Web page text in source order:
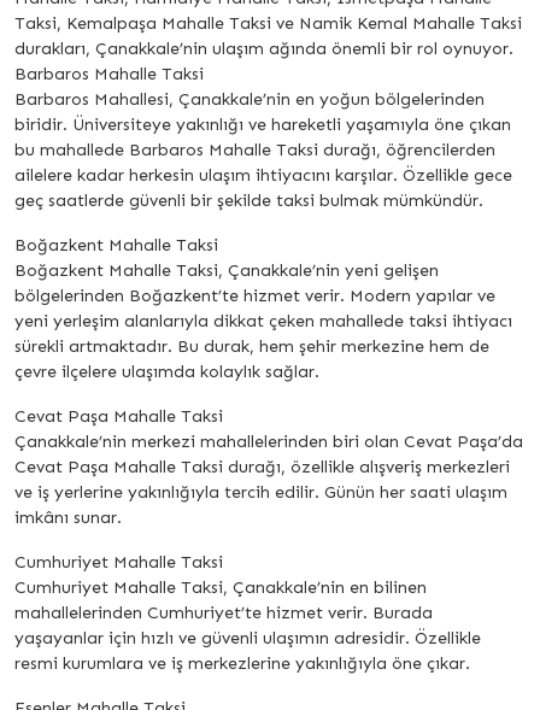
Taksi, Kemalpaşa Mahalle Taksi ve Namik Kemal Mahalle Taksi
durakları, Çanakkale’nin ulaşım ağında önemli bir rol oynuyor.
Barbaros Mahalle Taksi
Barbaros Mahallesi, Çanakkale’nin en yoğun bölgelerinden
biridir. Üniversiteye yakınlığı ve hareketli yaşamıyla öne çıkan
bu mahallede Barbaros Mahalle Taksi durağı, öğrencilerden
ailelere kadar herkesin ulaşım ihtiyacını karşılar. Özellikle gece
geç saatlerde güvenli bir şekilde taksi bulmak mümkündür.
Boğazkent Mahalle Taksi
Boğazkent Mahalle Taksi, Çanakkale’nin yeni gelişen
bölgelerinden Boğazkent’te hizmet verir. Modern yapılar ve
yeni yerleşim alanlarıyla dikkat çeken mahallede taksi ihtiyacı
sürekli artmaktadır. Bu durak, hem şehir merkezine hem de
çevre ilçelere ulaşımda kolaylık sağlar.
Cevat Paşa Mahalle Taksi
Çanakkale’nin merkezi mahallelerinden biri olan Cevat Paşa’da
Cevat Paşa Mahalle Taksi durağı, özellikle alışveriş merkezleri
ve iş yerlerine yakınlığıyla tercih edilir. Günün her saati ulaşım
imkânı sunar.
Cumhuriyet Mahalle Taksi
Cumhuriyet Mahalle Taksi, Çanakkale’nin en bilinen
mahallelerinden Cumhuriyet’te hizmet verir. Burada
yaşayanlar için hızlı ve güvenli ulaşımın adresidir. Özellikle
resmi kurumlara ve iş merkezlerine yakınlığıyla öne çıkar.